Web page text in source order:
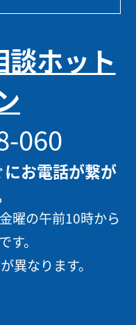
ホット
060
お電話が繋が
曜の午前10時から
す。
異なります。